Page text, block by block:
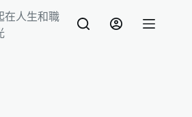
在人生和職